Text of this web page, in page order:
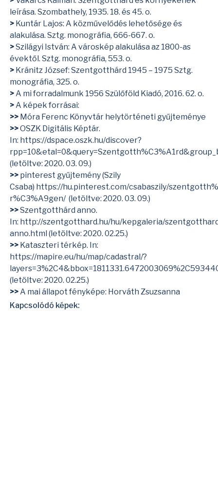
leírása. Szombathely, 1935. 18. és 45. o.
> Kuntár Lajos: A közművelődés lehetősége és
alakulása. Sztg. monográfia, 666-667. o.
>Szilágyi István: A városkép alakulása az 1800-as
évektől. Sztg. monográfia, 553. o.
> Kránitz József: Szentgotthárd 1945 – 1975 Sztg.
monográfia, 325. o.
> A mi forradalmunk 1956 Szülőföld Kiadó, 2016. 62. o.
> A képek forrásai:
>> Móra Ferenc Könyvtár helytörténeti gyűjteménye
>>OSZK Digitális Képtár.
In: https://dspace.oszk.hu/discover?
(letöltve: 2020. 03. 09.)
>> pinterest gyűjtemény (Szily
Csaba) https://hu.pinterest.com/csabaszily/
r%C3%A9gen/(letöltve: 2020. 03. 09.)
>>Szentgotthárd anno.
In: http://szentgotthard.hu/hu/kepgaleria/
anno.html (letöltve: 2020. 02.25.)
>> Kataszteri térkép. In:
https://mapire.eu/hu/map/cadastral/?
(letöltve: 2020. 02.25.)
>> A mai állapot fényképe: Horváth Zsuzsanna
Kapcsolódó képek: